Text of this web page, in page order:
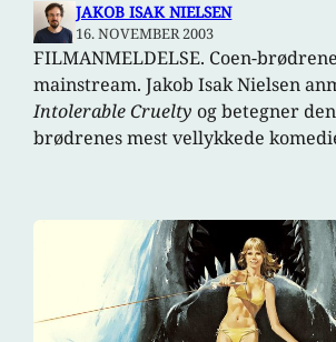
JAKOB ISAK NIELSEN
16. NOVEMBER 2003
FILMANMELDELSE. Coen-
mainstream. Jakob Isak Nielsen
Intolerable Cruelty og betegner
brødrenes mest vellykkede